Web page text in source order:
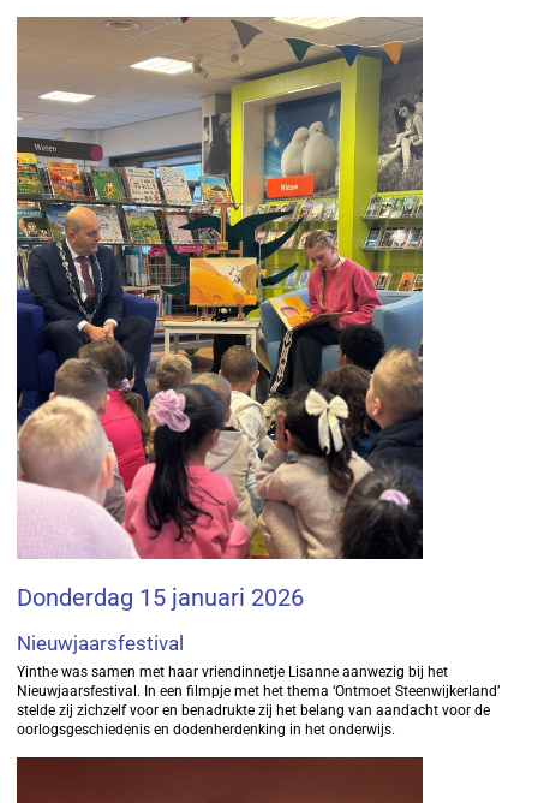
Donderdag 15 januari 2026
Nieuwjaarsfestival
Yinthe was samen met haar vriendinnetje Lisanne aanwezig bij het
Nieuwjaarsfestival. In een filmpje met het thema ‘Ontmoet Steenwijkerland’
stelde zij zichzelf voor en benadrukte zij het belang van aandacht voor de
oorlogsgeschiedenis en dodenherdenking in het onderwijs.